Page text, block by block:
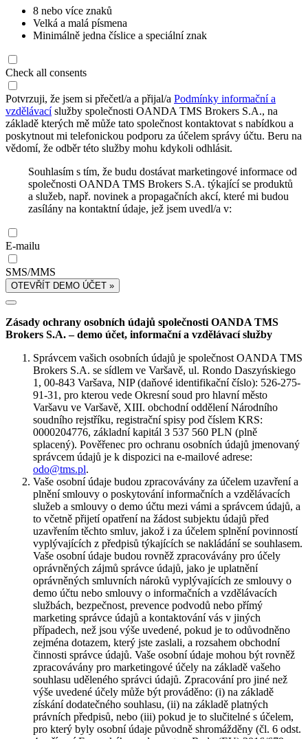
8 nebo více znaků
Velká a malá písmena
Minimálně jedna číslice a speciální znak
Check all consents
Potvrzuji, že jsem si přečetl/a a přijal/a Podmínky informační a
vzdělávacíslužby společnosti OANDA TMS Brokers S.A., na
základě kterých mě může tato společnost kontaktovat s nabídkou a
poskytnout mi telefonickou podporu za účelem správy účtu. Beru na
vědomí, že odběr této služby mohu kdykoli odhlásit.
Souhlasím s tím, že budu dostávat marketingové informace od
společnosti OANDA TMS Brokers S.A. týkající se produktů
a služeb, např. novinek a propagačních akcí, které mi budou
zasílány na kontaktní údaje, jež jsem uvedl/a v:
E-mailu
SMS/MMS
OTEVŘÍT DEMO ÚČET »
Zásady ochrany osobních údajů společnosti OANDA TMS
Brokers S.A. – demo účet, informační a vzdělávací služby
Správcem vašich osobních údajů je společnost OANDA TMS
Brokers S.A. se sídlem ve Varšavě, ul. Rondo Daszyńskiego
1, 00-843 Varšava, NIP (daňové identifikační číslo): 526-275-
91-31, pro kterou vede Okresní soud pro hlavní město
Varšavu ve Varšavě, XIII. obchodní oddělení Národního
soudního rejstříku, registrační spisy pod číslem KRS:
0000204776, základní kapitál 3 537 560 PLN (plně
splacený). Pověřenec pro ochranu osobních údajů jmenovaný
správcem údajů je k dispozici na e-mailové adrese:
odo@tms.pl.
Vaše osobní údaje budou zpracovávány za účelem uzavření a
plnění smlouvy o poskytování informačních a vzdělávacích
služeb a smlouvy o demo účtu mezi vámi a správcem údajů, a
to včetně přijetí opatření na žádost subjektu údajů před
uzavřením těchto smluv, jakož i za účelem splnění povinností
vyplývajících z předpisů týkajících se nakládání se souhlasem.
Vaše osobní údaje budou rovněž zpracovávány pro účely
oprávněných zájmů správce údajů, jako je uplatnění
oprávněných smluvních nároků vyplývajících ze smlouvy o
demo účtu nebo smlouvy o informačních a vzdělávacích
službách, bezpečnost, prevence podvodů nebo přímý
marketing správce údajů a kontaktování vás v jiných
případech, než jsou výše uvedené, pokud je to odůvodněno
zejména dotazem, který jste zaslali, a rozsahem obchodní
činnosti správce údajů. Vaše osobní údaje mohou být rovněž
zpracovávány pro marketingové účely na základě vašeho
souhlasu uděleného správci údajů. Zpracování pro jiné než
výše uvedené účely může být prováděno: (i) na základě
získání dodatečného souhlasu, (ii) na základě platných
právních předpisů, nebo (iii) pokud je to slučitelné s účelem,
pro který byly osobní údaje původně shromážděny (čl. 6 odst.